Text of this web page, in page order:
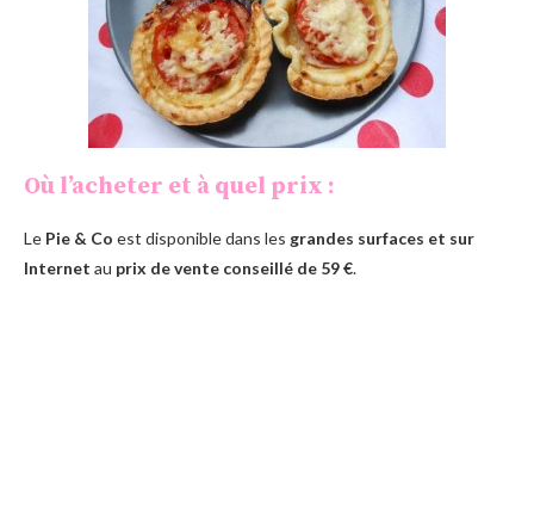
Où l’acheter et à quel prix :
Le Pie & Co est disponible dans les grandes surfaces et sur
Internet au prix de vente conseillé de 59 €.